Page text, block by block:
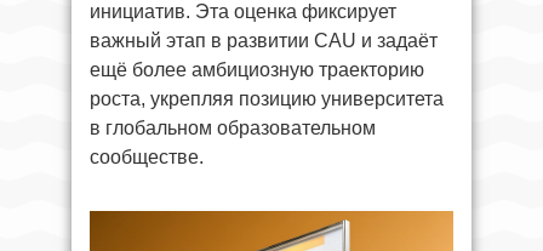
инициатив. Эта оценка фиксирует
важный этап в развитии CAU и задаёт
ещё более амбициозную траекторию
роста, укрепляя позицию университета
в глобальном образовательном
сообществе.